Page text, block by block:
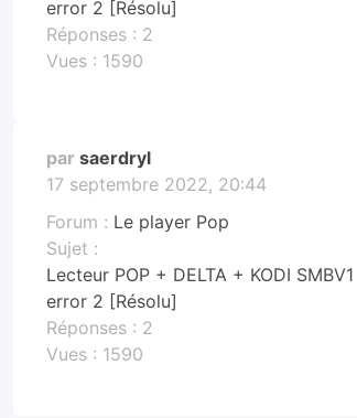
error 2 [Résolu]
Réponses : 2
Vues : 1590
par saerdryl
17 septembre 2022, 20:44
Forum : Le player Pop
Sujet :
Lecteur POP + DELTA + KODI SMBV1
error 2 [Résolu]
Réponses : 2
Vues : 1590